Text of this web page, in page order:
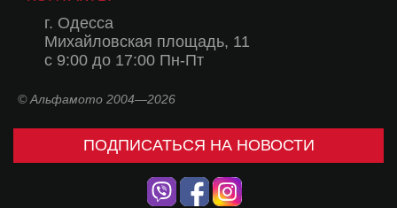
г. Одесса
Михайловская площадь, 11
с 9:00 до 17:00 Пн-Пт
© Альфамото 2004—2026
ПОДПИСАТЬСЯ НА НОВОСТИ